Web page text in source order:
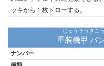
ッキから１枚ドローする。
じゅうそうきこ
重装機甲 パ